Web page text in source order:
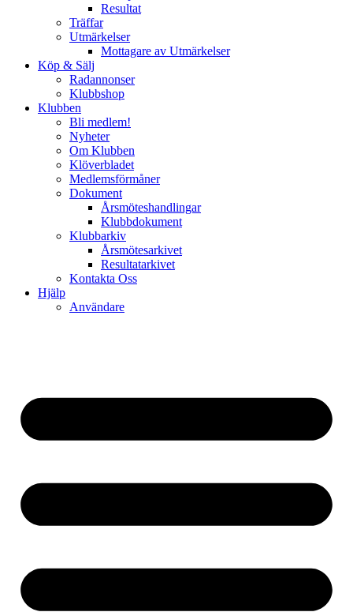
Resultat
Träffar
Utmärkelser
Mottagare av Utmärkelser
Köp & Sälj
Radannonser
Klubbshop
Klubben
Bli medlem!
Nyheter
Om Klubben
Klöverbladet
Medlemsförmåner
Dokument
Årsmöteshandlingar
Klubbdokument
Klubbarkiv
Årsmötesarkivet
Resultatarkivet
Kontakta Oss
Hjälp
Användare